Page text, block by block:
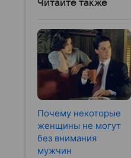
Читайте также
Почему некоторые
женщины не могут
без внимания
мужчин